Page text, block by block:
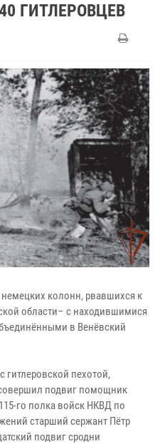
ГИТЛЕРОВЦЕВ
немецких колонн, рвавшихся к
области– с находившимися
в Венёвский
гитлеровской пехотой,
подвиг помощник
го полка войск НКВД по
старший сержант Пётр
подвиг сродни